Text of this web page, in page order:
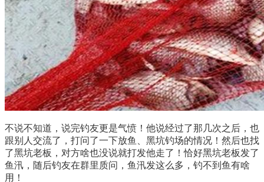
不说不知道，说完钓友更是气愤！他说经过了那几次之后，也
跟别人交流了，打问了一下放鱼、黑坑钓场的情况！然后也找
了黑坑老板，对方啥也没说就打发他走了！恰好黑坑老板发了
鱼汛，随后钓友在群里质问，鱼汛发这么多，钓不到鱼有啥
用！